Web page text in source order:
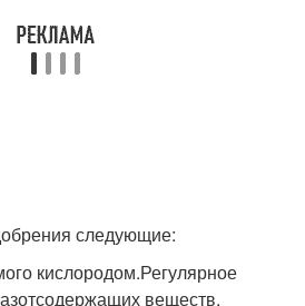
следующие:
кислородом.Регулярное
веществ.